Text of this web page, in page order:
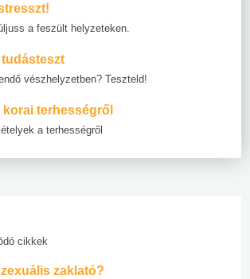
a feszült helyzeteken.
vészhelyzetben? Teszteld!
korai terhességről
a terhességről
cikkek
zaklató?